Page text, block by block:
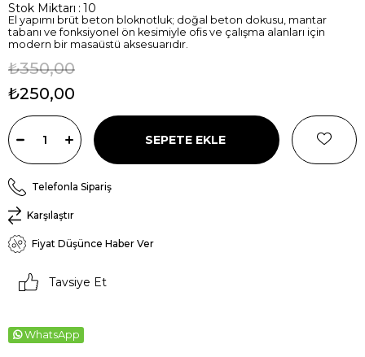
Stok Miktarı : 10
El yapımı brüt beton bloknotluk; doğal beton dokusu, mantar
tabanı ve fonksiyonel ön kesimiyle ofis ve çalışma alanları için
modern bir masaüstü aksesuarıdır.
₺350,00
₺250,00
Telefonla Sipariş
Karşılaştır
Fiyat Düşünce Haber Ver
Tavsiye Et
WhatsApp